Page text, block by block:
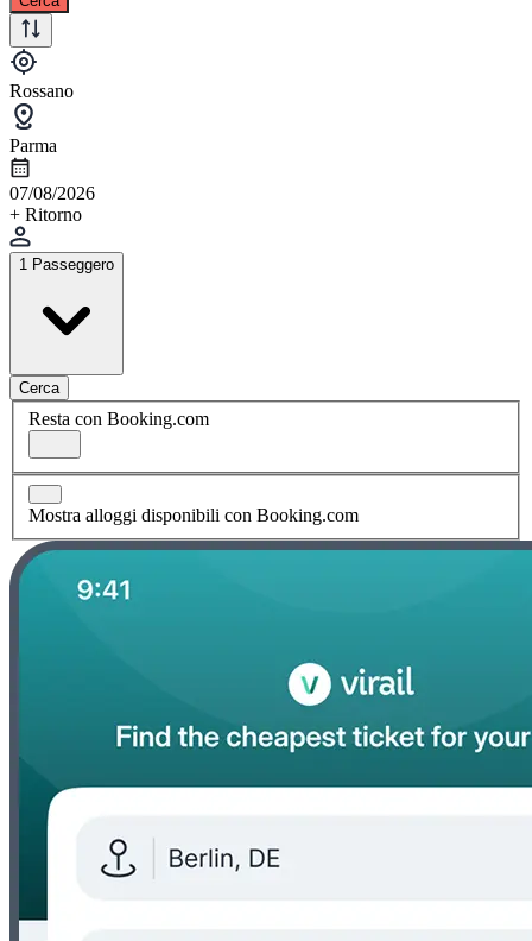
Rossano
Parma
07/08/2026
+ Ritorno
1 Passeggero
Cerca
Resta con Booking.com
Mostra alloggi disponibili con Booking.com